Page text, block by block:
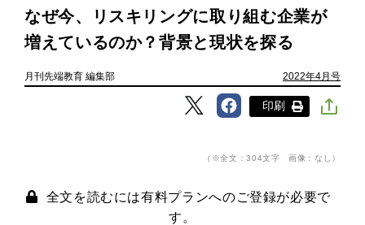
なぜ今、リスキリングに取り組む企業が
増えているのか？背景と現状を探る
月刊先端教育 編集部 2022年4月号
印刷
（※全文：304文字 画像：なし）
全文を読むには有料プランへのご登録が必要で
す。